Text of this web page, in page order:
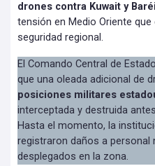
drones contra Kuwait y
tensión en Medio Oriente
seguridad regional.
El Comando Central de
que una oleada adicional de
posiciones militares
interceptada y destruida
Hasta el momento, la
registraron daños a personal
desplegados en la zona.